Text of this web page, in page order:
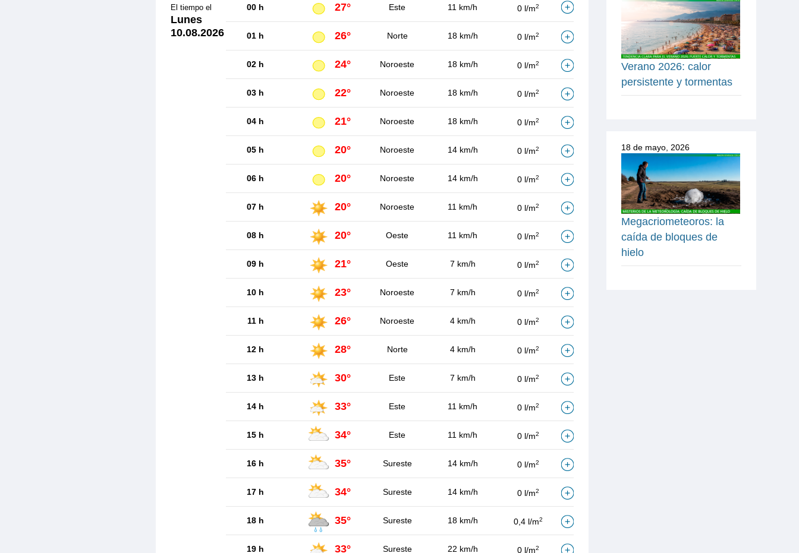
El tiempo el
Lunes
10.08.2026
00 h 27° Este 11 km/h 0 l/m2
01 h 26° Norte 18 km/h 0 l/m2
02 h 24° Noroeste 18 km/h 0 l/m2
03 h 22° Noroeste 18 km/h 0 l/m2
04 h 21° Noroeste 18 km/h 0 l/m2
05 h 20° Noroeste 14 km/h 0 l/m2
06 h 20° Noroeste 14 km/h 0 l/m2
07 h 20° Noroeste 11 km/h 0 l/m2
08 h 20° Oeste 11 km/h 0 l/m2
09 h 21° Oeste 7 km/h 0 l/m2
10 h 23° Noroeste 7 km/h 0 l/m2
11 h 26° Noroeste 4 km/h 0 l/m2
12 h 28° Norte 4 km/h 0 l/m2
13 h 30° Este 7 km/h 0 l/m2
14 h 33° Este 11 km/h 0 l/m2
15 h 34° Este 11 km/h 0 l/m2
16 h 35° Sureste 14 km/h 0 l/m2
17 h 34° Sureste 14 km/h 0 l/m2
18 h 35° Sureste 18 km/h 0,4 l/m2
19 h 33° Sureste 22 km/h 0 l/m2
Verano 2026: calor
persistente y tormentas
18 de mayo, 2026
Megacriometeoros: la
caída de bloques de
hielo